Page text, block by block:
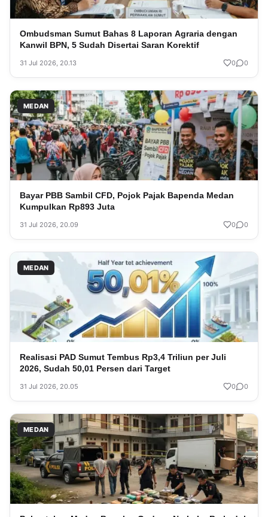
Ombudsman Sumut Bahas 8 Laporan Agraria dengan
Kanwil BPN, 5 Sudah Disertai Saran Korektif
31 Jul 2026, 20.13 0 0
MEDAN
Bayar PBB Sambil CFD, Pojok Pajak Bapenda Medan
Kumpulkan Rp893 Juta
31 Jul 2026, 20.09 0 0
MEDAN
Realisasi PAD Sumut Tembus Rp3,4 Triliun per Juli
2026, Sudah 50,01 Persen dari Target
31 Jul 2026, 20.05 0 0
MEDAN